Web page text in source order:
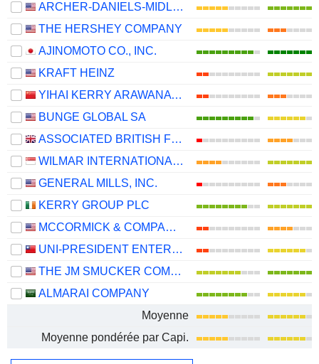
ARCHER-DANIELS-MIDLAND COMPANY
THE HERSHEY COMPANY
AJINOMOTO CO., INC.
KRAFT HEINZ
YIHAI KERRY ARAWANA HOLDINGS CO., LTD
BUNGE GLOBAL SA
ASSOCIATED BRITISH FOODS PLC
WILMAR INTERNATIONAL LIMITED
GENERAL MILLS, INC.
KERRY GROUP PLC
MCCORMICK & COMPANY, INCORPORATED
UNI-PRESIDENT ENTERPRISES CORP.
THE JM SMUCKER COMPANY
ALMARAI COMPANY
Moyenne
Moyenne pondérée par Capi.